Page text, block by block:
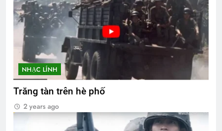
NHẠC LÍNH
Trăng tàn trên hè phố
2 years ago